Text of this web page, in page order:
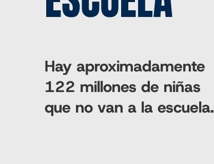
Hay aproximadamente
122 millones de niñas
que no van a la escuela.